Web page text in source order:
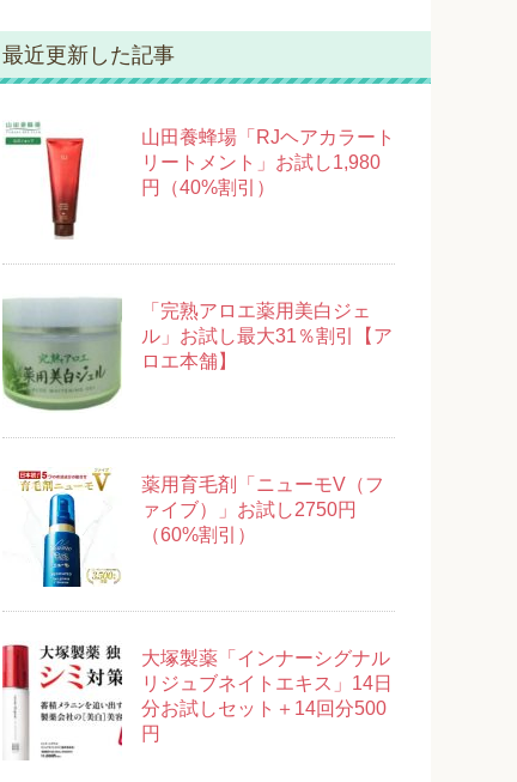
カ
イ
ブ
最近更新した記事
山田養蜂場「RJヘアカラート
リートメント」お試し1,980
円（40%割引）
「完熟アロエ薬用美白ジェ
ル」お試し最大31％割引【ア
ロエ本舗】
薬用育毛剤「ニューモV（フ
ァイブ）」お試し2750円
（60%割引）
大塚製薬「インナーシグナル
リジュブネイトエキス」14日
分お試しセット＋14回分500
円